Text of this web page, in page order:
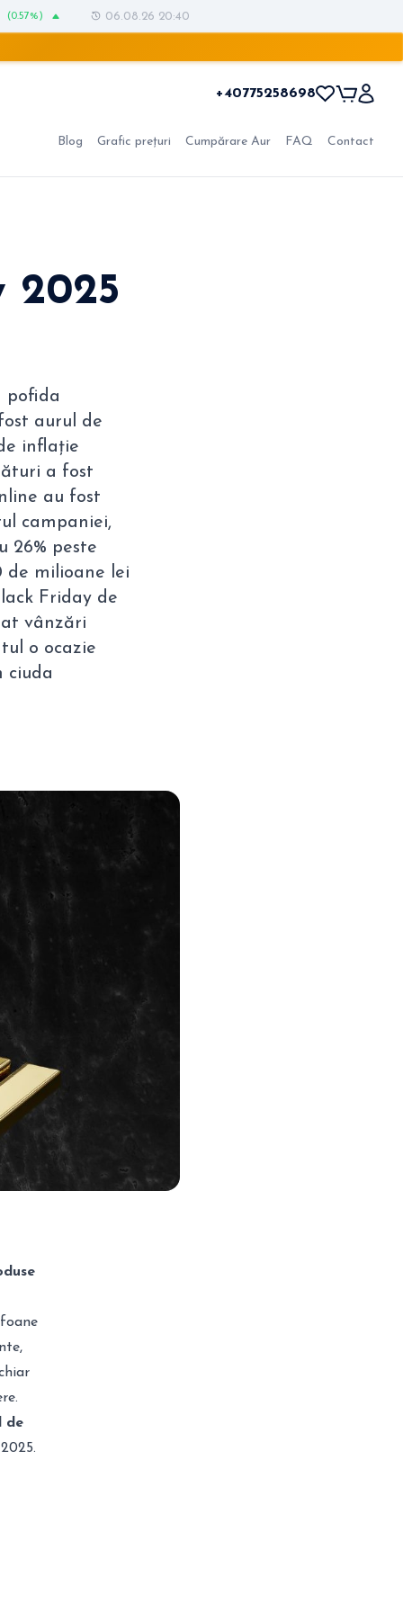
(0.57%) 06.08.26 20:40
+40775258698
Blog Grafic prețuri Cumpărare Aur FAQ Contact
2025
pofida
aurul de
inflație
a fost
au fost
campaniei,
26% peste
de milioane lei
Friday de
vânzări
o ocazie
ciuda
de